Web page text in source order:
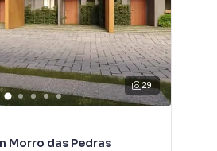
29
Morro das Pedras